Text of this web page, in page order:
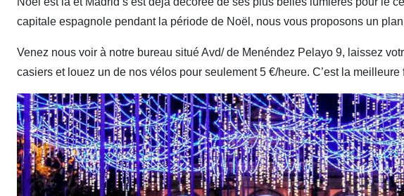
capitale espagnole pendant la période de Noël, nous vous proposons un
Venez nous voir à notre bureau situé Avd/ de Menéndez Pelayo 9, laissez
casiers et louez un de nos vélos pour seulement 5 €/heure. C’est la